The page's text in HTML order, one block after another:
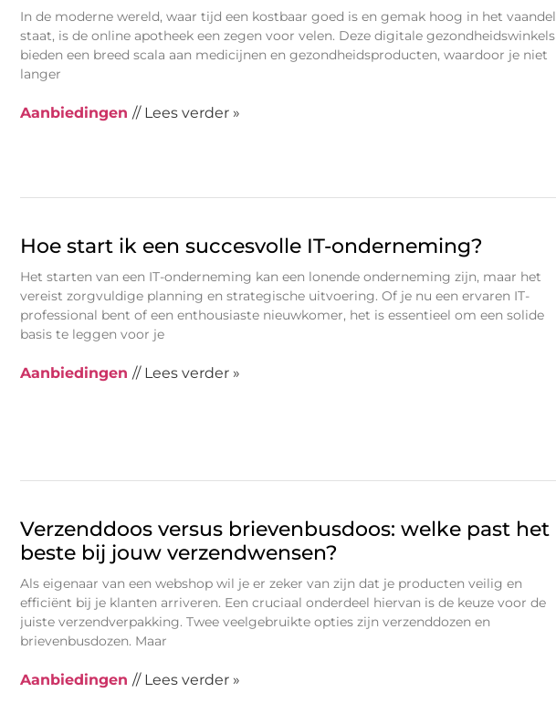
In de moderne wereld, waar tijd een kostbaar goed is en gemak hoog in het vaandel
staat, is de online apotheek een zegen voor velen. Deze digitale gezondheidswinkels
bieden een breed scala aan medicijnen en gezondheidsproducten, waardoor je niet
langer
Aanbiedingen // Lees verder »
Hoe start ik een succesvolle IT-onderneming?
Het starten van een IT-onderneming kan een lonende onderneming zijn, maar het
vereist zorgvuldige planning en strategische uitvoering. Of je nu een ervaren IT-
professional bent of een enthousiaste nieuwkomer, het is essentieel om een solide
basis te leggen voor je
Aanbiedingen // Lees verder »
Verzenddoos versus brievenbusdoos: welke past het
beste bij jouw verzendwensen?
Als eigenaar van een webshop wil je er zeker van zijn dat je producten veilig en
efficiënt bij je klanten arriveren. Een cruciaal onderdeel hiervan is de keuze voor de
juiste verzendverpakking. Twee veelgebruikte opties zijn verzenddozen en
brievenbusdozen. Maar
Aanbiedingen // Lees verder »